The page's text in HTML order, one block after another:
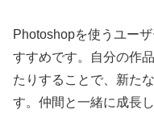
Photoshopを使うユー
すすめです。自分の作
たりすることで、新た
す。仲間と一緒に成長